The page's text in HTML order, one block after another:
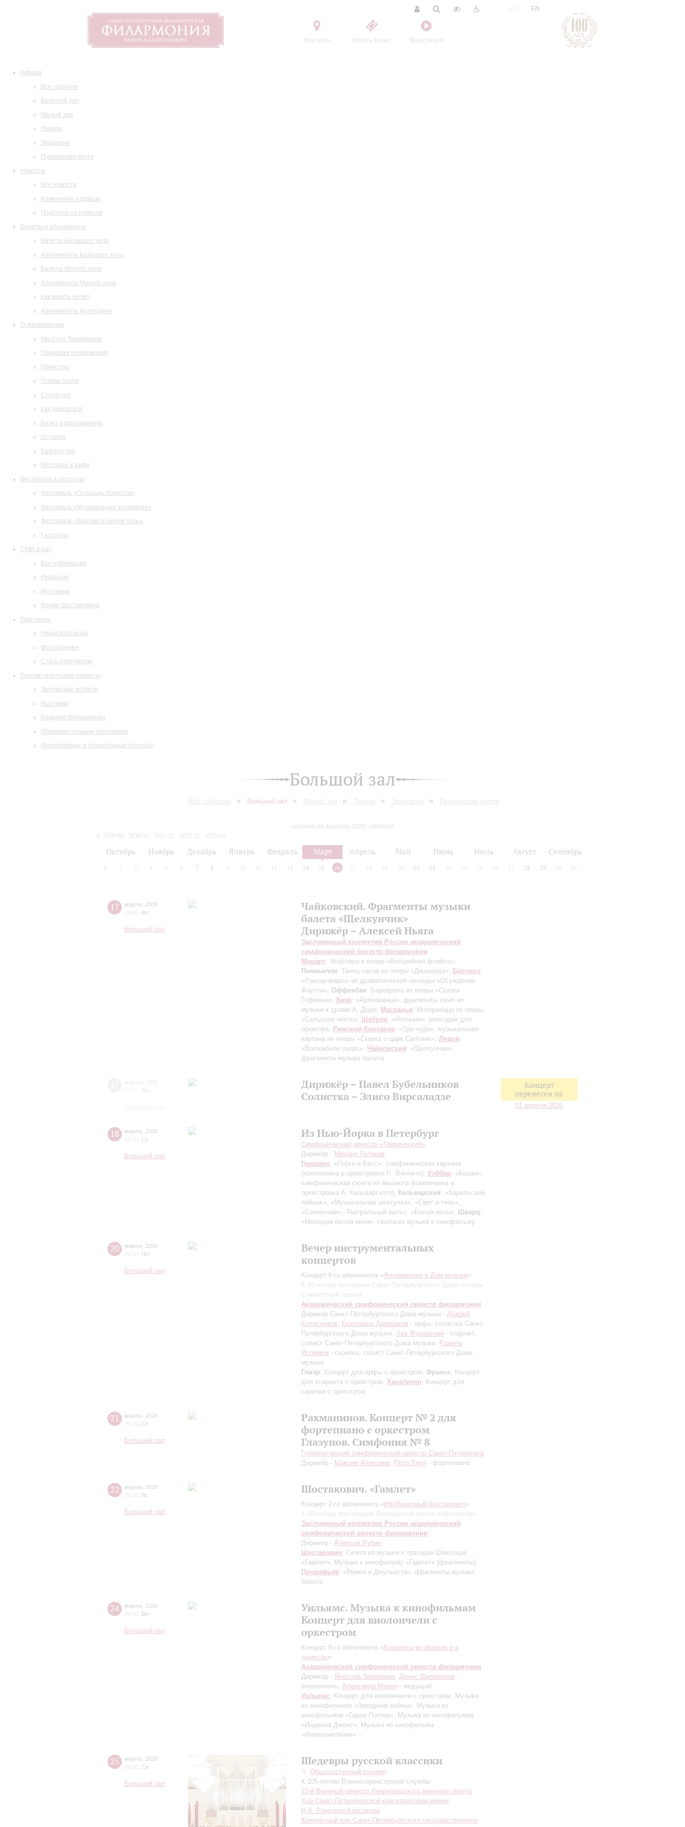
Контакты Купить билет Трансляции
EN
Афиша
Все события
Большой зал
Малый зал
Лекции
Экскурсии
Пушкинская карта
Новости
Все новости
Изменения в афише
Подписка на новости
Билеты и абонементы
Билеты Большого зала
Абонементы Большого зала
Билеты Малого зала
Абонементы Малого зала
Как купить билет
Абонементы Музитория
О филармонии
Маэстро Темирканов
Правовая информация
Оркестры
Планы залов
Структура
Как добраться
Визит в филармонию
История
Библиотека
Ресторан и кафе
Фестивали и гастроли
Фестиваль «Площадь Искусств»
Фестиваль «Музыкальная коллекция»
Фестиваль «Барокко в белую ночь»
Гастроли
СМИ о нас
Все публикации
Рецензии
Интервью
Время Шостаковича
Партнеры
Наши партнеры
Фотогалерея
Стать партнером
Просветительские проекты
Творческие встречи
Выставки
Издания филармонии
Образовательные программы
Инклюзивные и специальные проекты
Большой зал
Все события Большой зал Малый зал Лекции Экскурсии Пушкинская карта
сегодня 08 августа 2026, суббота
2019/20
2020/21 2021/22 2022/23
2023/24
Октябрь Ноябрь Декабрь Январь Февраль Март Апрель Май Июнь Июль Август Сентябрь
1 2 3 4 5 6 7 8 9 10 12 13 14 15 16 17 18 19 20 21 22 23 24 25 26 27 28 29 30 31
17 марта
2026
20:00 Вт
Большой зал
Чайковский. Фрагменты музыки
балета «Щелкунчик»
Дирижёр – Алексей Ньяга
Заслуженный коллектив России академический
симфонический оркестр филармонии
Моцарт: Увертюра к опере «Волшебная флейта»;
Понкьелли: Танец часов из оперы «Джоконда»; Берлиоз:
«Ракоци-марш» из драматической легенды «Осуждение
Фауста»; Оффенбах: Баркарола из оперы «Сказки
Гофмана»; Бизе: «Арлезианка», фрагменты сюит из
музыки к драме А. Доде; Масканьи: Интермеццо из оперы
«Сельская честь»; Шабрие: «Испания», рапсодия для
оркестра; Римский-Корсаков: «Три чуда», музыкальная
картина из оперы «Сказка о царе Салтане»; Лядов:
«Волшебное озеро»; Чайковский: «Щелкунчик»,
фрагменты музыки балета
Дирижёр – Павел Бубельников
Солистка – Элисо Вирсаладзе
Концерт
перенесен на
01 апреля 2026
18 марта
2026
20:00 Ср
Большой зал
Из Нью-Йорка в Петербург
Симфонический оркестр «Таврический»
Дирижёр - Михаил Голиков
Гершвин: «Порги и Бесс», симфоническая картина
(компоновка и оркестровка Р. Беннета); Уэббер: «Кошки»,
симфоническая сюита из мюзикла (компоновка и
оркестровка А. Кальварского); Кальварский: «Карельский
пейзаж», «Музыкальная шкатулка», «Свет и тень»,
«Солнечная», Театральный вальс, «Белая ночь»; Шварц:
«Мелодии белой ночи», сюита из музыки к кинофильму
20 марта
2026
20:00 Пт
Большой зал
Вечер инструментальных
концертов
Концерт 6-го абонемента «Филармония и Дом музыки»
К 20-летию основания Санкт-Петербургского Дома музыки.
Совместный проект
Академический симфонический оркестр филармонии
Дирижер Санкт-Петербургского Дома музыки - Андрей
Колясников; Екатерина Дворецкая - арфа, солистка Санкт-
Петербургского Дома музыки; Лев Журавский - кларнет,
солист Санкт-Петербургского Дома музыки; Равиль
Ислямов - скрипка, солист Санкт-Петербургского Дома
музыки
Глиэр: Концерт для арфы с оркестром; Франсе: Концерт
для кларнета с оркестром; Хачатурян: Концерт для
скрипки с оркестром
21 марта
2026
20:00 Сб
Большой зал
Рахманинов. Концерт № 2 для
фортепиано с оркестром
Глазунов. Симфония № 8
Губернаторский симфонический оркестр Санкт-Петербурга
Дирижёр - Максим Алексеев; Пётр Лаул - фортепиано
22 марта
2026
20:00 Вс
Большой зал
Шостакович. «Гамлет»
Концерт 2-го абонемента «(Не)Знакомый Шостакович»
К 50-летию присвоения Филармонии имени композитора
Заслуженный коллектив России академический
симфонический оркестр филармонии
Дирижер - Алексей Рубин
Шостакович: Сюита из музыки к трагедии Шекспира
«Гамлет», Музыка к кинофильму «Гамлет» (фрагменты);
Прокофьев: «Ромео и Джульетта», фрагменты музыки
балета
24 марта
2026
20:00 Вт
Большой зал
Уильямс. Музыка к кинофильмам
Концерт для виолончели с
оркестром
Концерт 9-го абонемента « Концерты во фраках и в
джинсах»
Академический симфонический оркестр филармонии
Дирижер - Ярослав Забояркин; Денис Шаповалов -
виолончель; Александр Малич - ведущий
Уильямс: Концерт для виолончели с оркестром, Музыка
из кинофильмов «Звездные войны», Музыка из
кинофильмов «Гарри Поттер», Музыка из кинофильмов
«Индиана Джонс», Музыка из кинофильма
«Инопланетянин»
25 марта
2026
19:00 Ср
Большой зал
Шедевры русской классики
Общедоступный концерт
К 105-летию Военно-оркестровой службы
23-й Военный оркестр Ленинградского военного округа
Хор Санкт-Петербургской консерватории имени
Н.А. Римского-Корсакова
Концертный хор Санкт-Петербургского государственного